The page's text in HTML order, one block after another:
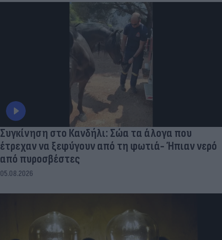
Συγκίνηση στο Κανδήλι: Σώα τα άλογα που
έτρεχαν να ξεφύγουν από τη φωτιά- Ήπιαν νερό
από πυροσβέστες
05.08.2026